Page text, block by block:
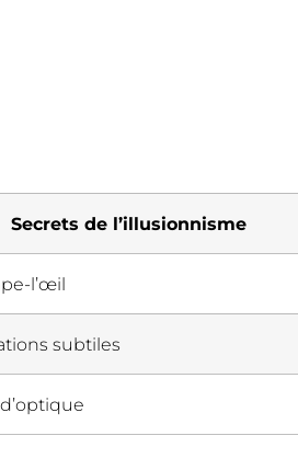
Secrets de l’illusionnisme
l’œil
subtiles